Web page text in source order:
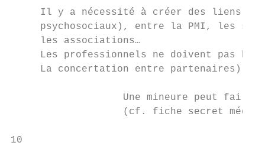
Il y a nécessité à créer des liens
psychosociaux), entre la PMI, les
     les associations…
Les professionnels ne doivent pas
     La concertation entre partenaires).
Une mineure peut faire
(cf. fiche secret
10